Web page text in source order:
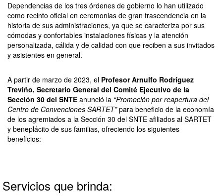
Dependencias de los tres órdenes de gobierno lo han utilizado
como recinto oficial en ceremonias de gran trascendencia en la
historia de sus administraciones, ya que se caracteriza por sus
cómodas y confortables instalaciones físicas y la atención
personalizada, cálida y de calidad con que reciben a sus invitados
y asistentes en general.
A partir de marzo de 2023, el Profesor Arnulfo Rodríguez
Treviño, Secretario General del Comité Ejecutivo de la
Sección 30 del SNTE anunció la “Promoción por reapertura del
Centro de Convenciones SARTET”para beneficio de la economía
de los agremiados a la Sección 30 del SNTE afiliados al SARTET
y beneplácito de sus familias, ofreciendo los siguientes
beneficios:
Servicios que brinda: